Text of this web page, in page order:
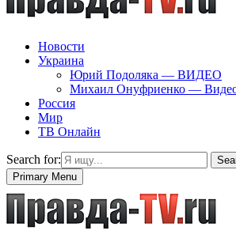
Новости
Украина
Юрий Подоляка — ВИДЕО
Михаил Онуфриенко —
Россия
Мир
ТВ Онлайн
Search for:
Primary Menu